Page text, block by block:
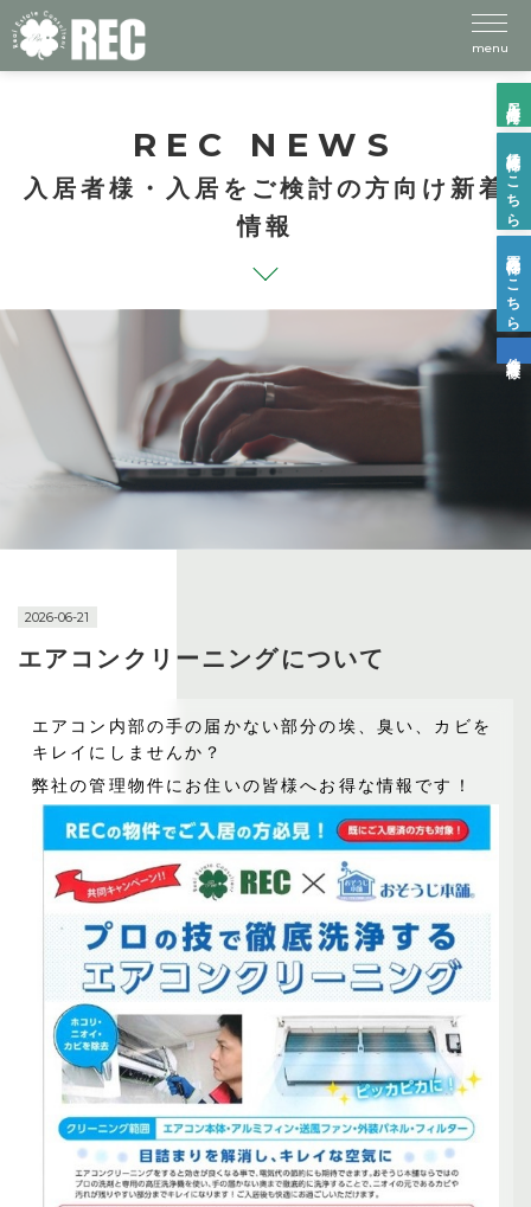
menu
入居者様向け
賃貸物件はこちら
売買物件はこちら
REC NEWS
入居者様・入居をご検討の方向け新着
情報
2026-06-21
エアコンクリーニングについて
エアコン内部の手の届かない部分の埃、臭い、カビを
キレイにしませんか？
弊社の管理物件にお住いの皆様へお得な情報です！